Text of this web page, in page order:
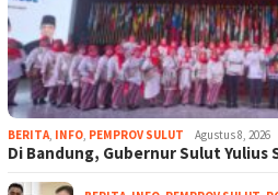
BERITA, INFO, PEMPROV SULUT Agustus 8, 2026
Di Bandung, Gubernur Sulut Yulius